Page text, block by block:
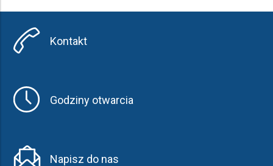
Kontakt
Godziny otwarcia
Napisz do nas